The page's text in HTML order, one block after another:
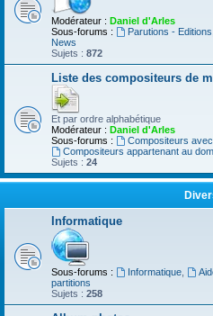
Modérateur : Daniel d'Arles
Sous-forums :
Parutions - Editions
News
Sujets : 872
Liste des compositeurs de
Et par ordre alphabétique
Modérateur : Daniel d'Arles
Sous-forums :
Compositeurs
Compositeurs appartenant au
Sujets : 24
Informatique
Sous-forums : Informatique,
partitions
Sujets : 258